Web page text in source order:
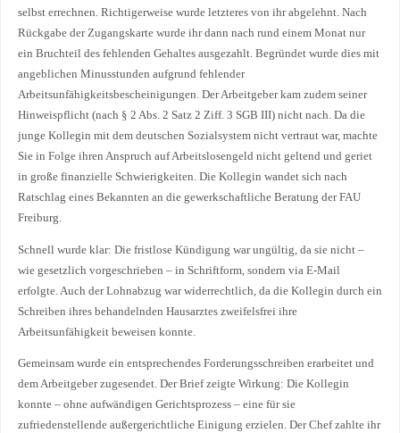
selbst errechnen. Richtigerweise wurde letzteres von ihr abgelehnt. Nach
Rückgabe der Zugangskarte wurde ihr dann nach rund einem Monat nur
ein Bruchteil des fehlenden Gehaltes ausgezahlt. Begründet wurde dies mit
angeblichen Minusstunden aufgrund fehlender
Arbeitsunfähigkeitsbescheinigungen. Der Arbeitgeber kam zudem seiner
Hinweispflicht (nach § 2 Abs. 2 Satz 2 Ziff. 3 SGB III) nicht nach. Da die
junge Kollegin mit dem deutschen Sozialsystem nicht vertraut war, machte
Sie in Folge ihren Anspruch auf Arbeitslosengeld nicht geltend und geriet
in große finanzielle Schwierigkeiten. Die Kollegin wandet sich nach
Ratschlag eines Bekannten an die gewerkschaftliche Beratung der FAU
Freiburg.
Schnell wurde klar: Die fristlose Kündigung war ungültig, da sie nicht –
wie gesetzlich vorgeschrieben – in Schriftform, sondern via E-Mail
erfolgte. Auch der Lohnabzug war widerrechtlich, da die Kollegin durch ein
Schreiben ihres behandelnden Hausarztes zweifelsfrei ihre
Arbeitsunfähigkeit beweisen konnte.
Gemeinsam wurde ein entsprechendes Forderungsschreiben erarbeitet und
dem Arbeitgeber zugesendet. Der Brief zeigte Wirkung: Die Kollegin
konnte – ohne aufwändigen Gerichtsprozess – eine für sie
zufriedenstellende außergerichtliche Einigung erzielen. Der Chef zahlte ihr